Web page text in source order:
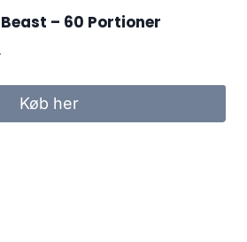
– 60 Portioner
is:
249.00 kr..
Køb her